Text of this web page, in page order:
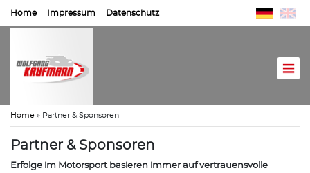
Home Impressum Datenschutz
Home » Partner & Sponsoren
Partner & Sponsoren
Erfolge im Motorsport basieren immer auf vertrauensvolle